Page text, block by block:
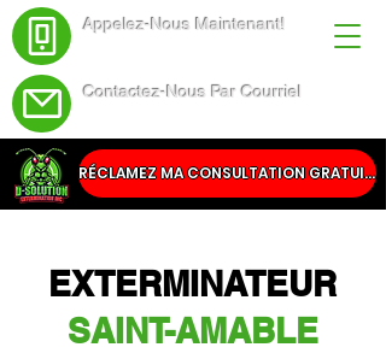
RÉCLAMEZ MA CONSULTATION GRATUITE
Appelez-Nous Maintenant!
Contactez-Nous Par Courriel
EXTERMINATEUR
SAINT-AMABLE